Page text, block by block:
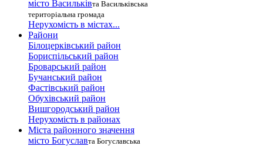
місто Василькiвта Васильківська
територіальна громада
Нерухомість в містах...
Райони
Білоцерківський район
Бориспільський район
Броварський район
Бучанський район
Фастівський район
Обухівський район
Вишгородський район
Нерухомість в районах
Міста районного значення
місто Богуславта Богуславська